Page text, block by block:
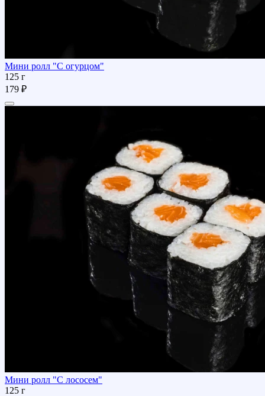
Мини ролл "С огурцом"
125 г
179 ₽
Мини ролл "С лососем"
125 г